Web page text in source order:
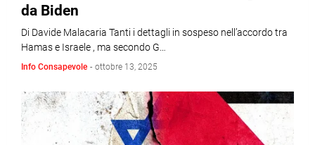
da Biden
Di Davide Malacaria Tanti i dettagli in sospeso nell’accordo tra
Hamas e Israele , ma secondo G…
Info Consapevole - ottobre 13, 2025